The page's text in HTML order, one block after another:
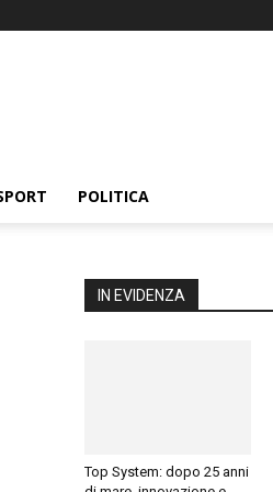
POLITICA
IN EVIDENZA
Top System: dopo 25 anni